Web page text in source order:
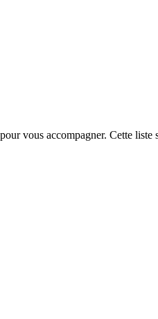
vous accompagner. Cette liste